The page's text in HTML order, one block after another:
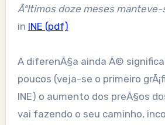
Ãºltimos doze meses manteve-
in INE (pdf)
A diferenÃ§a ainda Ã©
poucos (veja-se o primeiro
INE) o aumento dos preÃ§os
vai fazendo o seu caminho,